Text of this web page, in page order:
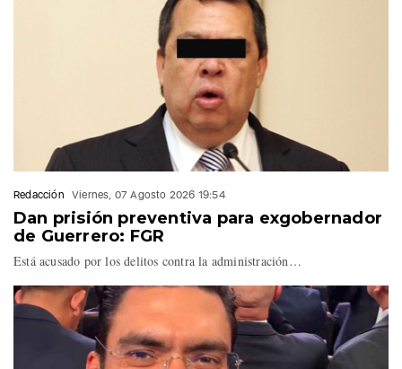
📺 Canal 16.1 de
@SICOMTVPue
#PorAmorAPuebla
https://t.co/q7Qq1EjCZ4
— Fernando Maldonado
(@FerMaldonadoMX)
July 30, 2026
Redacción Viernes, 07 Agosto 2026 19:54
Dan prisión preventiva para exgobernador
de Guerrero: FGR
Está acusado por los delitos contra la administración…